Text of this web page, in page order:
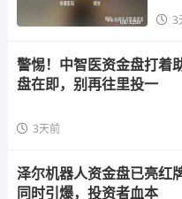
3
警惕！中智医资金盘打着
盘在即，别再往里投一
3天前
泽尔机器人资金盘已亮红
同时引爆，投资者血本